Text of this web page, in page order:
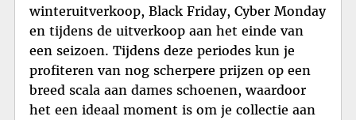
winteruitverkoop, Black Friday, Cyber Monday
en tijdens de uitverkoop aan het einde van
een seizoen. Tijdens deze periodes kun je
profiteren van nog scherpere prijzen op een
breed scala aan dames schoenen, waardoor
het een ideaal moment is om je collectie aan